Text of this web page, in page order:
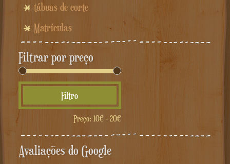
tábuas de corte
Matrículas
Filtrar por preço
mínimo
máximo
Filtro
Preço: 10€- 20€
Avaliações do Google